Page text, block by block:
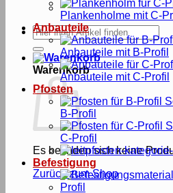
Suche
nach:
Warenkorb
Es befinden sich keine
Zurück zum Shop
Plankenholme mit C-
Anbauteile
Anbauteile mit B-Profil
Anbauteile mit C-Profil
Pfosten
B-Profil
C-Profil
Befestigung